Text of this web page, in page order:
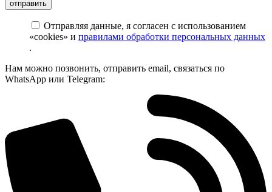
Отправляя данные, я согласен с использованием
«cookies» и правилами обработки персональных данных
.
Нам можно позвонить, отправить email, связаться по
WhatsApp или Telegram: